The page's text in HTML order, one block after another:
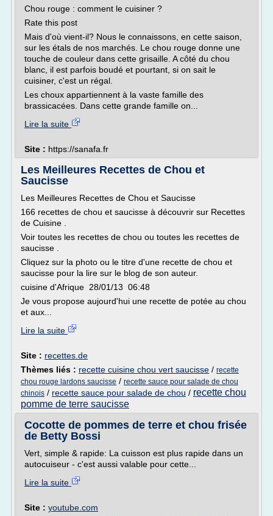
Chou rouge : comment le cuisiner ?
Rate this post
Mais d'où vient-il? Nous le connaissons, en cette saison,
sur les étals de nos marchés. Le chou rouge donne une
touche de couleur dans cette grisaille. A côté du chou
blanc, il est parfois boudé et pourtant, si on sait le
cuisiner, c'est un régal.
Les choux appartiennent à la vaste famille des
brassicacées. Dans cette grande famille on...
Lire la suite
Site : https://sanafa.fr
Les Meilleures Recettes de Chou et
Saucisse
Les Meilleures Recettes de Chou et Saucisse
166 recettes de chou et saucisse à découvrir sur Recettes
de Cuisine .
Voir toutes les recettes de chou ou toutes les recettes de
saucisse .
Cliquez sur la photo ou le titre d'une recette de chou et
saucisse pour la lire sur le blog de son auteur.
cuisine d'Afrique 28/01/13 06:48
Je vous propose aujourd'hui une recette de potée au chou
et aux...
Lire la suite
Site : recettes.de
Thèmes liés : recette cuisine chou vert saucisse / recette
chou rouge lardons saucisse / recette sauce pour salade de chou
chinois / recette sauce pour salade de chou / recette chou
pomme de terre saucisse
Cocotte de pommes de terre et chou frisée
de Betty Bossi
Vert, simple & rapide: La cuisson est plus rapide dans un
autocuiseur - c'est aussi valable pour cette...
Lire la suite
Site : youtube.com